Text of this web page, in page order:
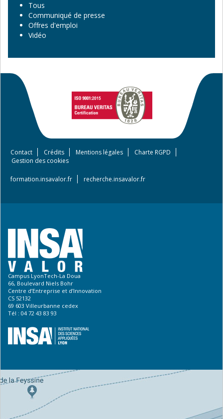
Tous
Communiqué de presse
Offres d'emploi
Vidéo
Footer
Contact Crédits Mentions légales
Charte RGPD
Gestion des cookies
formation.insavalor.fr recherche.insavalor.fr
Campus LyonTech-La Doua
66, Boulevard Niels Bohr
Centre d’Entreprise et d’Innovation
CS 52132
69 603 Villeurbanne cedex
Tél : 04 72 43 83 93